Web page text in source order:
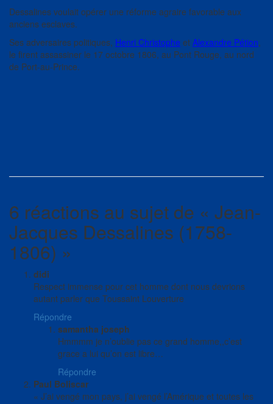
Dessalines voulait opérer une réforme agraire favorable aux
anciens esclaves.
Ses adversaires politiques, Henri Christophe et Alexandre Pétion,
le firent assassiner le 17 octobre 1806, au Pont Rouge, au nord
de Port-au-Prince.
6 réactions au sujet de « Jean-
Jacques Dessalines (1758-
1806) »
didi
Respect immense pour cet homme dont nous devrions
autant parler que Toussaint Louverture
Répondre
samantha joseph
Hmmmm je n’oublie pas ce grand homme,,c’est
grace a lui qu’on est libre…
Répondre
Paul Boliscar
« J’ai vengé mon pays, j’ai vengé l’Amérique et toutes les